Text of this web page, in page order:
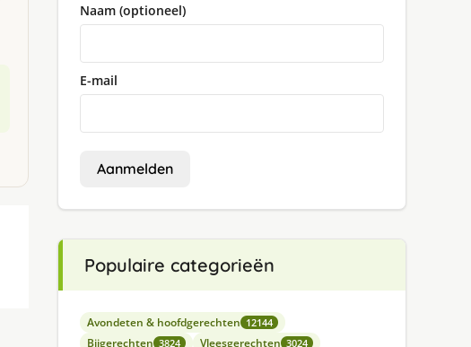
Naam (optioneel)
E-mail
Aanmelden
Populaire categorieën
Avondeten & hoofdgerechten 12144
Bijgerechten 3824 Vleesgerechten 3024